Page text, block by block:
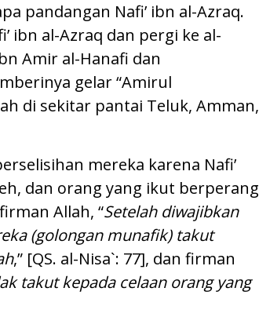
pandangan Nafi’ ibn al-Azraq.
ibn al-Azraq dan pergi ke al-
Amir al-Hanafi dan
gelar “Amirul
di sekitar pantai Teluk, Amman,
mereka karena Nafi’
dan orang yang ikut berperang
Allah, “Setelah diwajibkan
(golongan munafik) takut
,” [QS. al-Nisa`: 77], dan firman
takut kepada celaan orang yang